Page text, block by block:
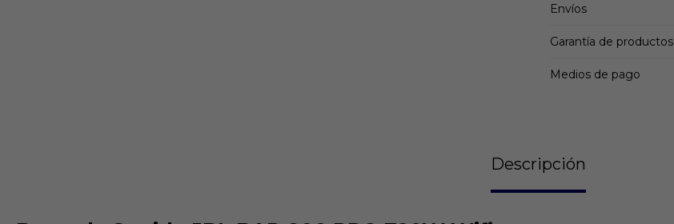
Envíos
Garantía de productos
Medios de pago
Descripción